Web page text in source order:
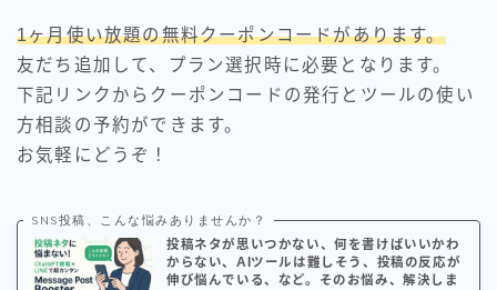
1ヶ月使い放題の無料クーポンコードがあります。
友だち追加して、プラン選択時に必要となります。
下記リンクからクーポンコードの発行とツールの使い
方相談の予約ができます。
お気軽にどうぞ！
SNS投稿、こんな悩みありませんか？
投稿ネタが思いつかない、何を書けばいいかわ
からない、AIツールは難しそう、投稿の反応が
伸び悩んでいる、など。そのお悩み、解決しま